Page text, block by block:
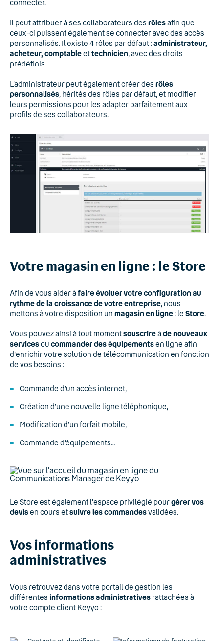
connecter.
Il peut attribuer à ses collaborateurs des rôlesafin que
ceux-ci puissent également se connecter avec des accès
personnalisés. Il existe 4 rôles par défaut :administrateur,
acheteur, comptableettechnicien, avec des droits
prédéfinis.
L’administrateur peut également créer des rôles
personnalisés, hérités des rôles par défaut, et modifier
leurs permissions pour les adapter parfaitement aux
profils de ses collaborateurs.
Votre magasin en ligne : le Store
Afin de vous aider à faire évoluer votre configuration au
rythme de la croissance de votre entreprise, nous
mettons à votre disposition un magasin en ligne: le Store.
Vous pouvez ainsi à tout momentsouscrireà de nouveaux
servicesou commander des équipementsen ligne afin
d'enrichir votre solution de télécommunication en fonction
de vos besoins :
Commande d'un accès internet,
Création d'une nouvelle ligne téléphonique,
Modification d'un forfait mobile,
Commande d’équipements…
Le Store est également l'espace privilégié pourgérer vos
devisen cours etsuivre les commandesvalidées.
Vos informations
administratives
Vous retrouvez dans votre portail de gestion les
différentes informations administratives rattachées à
votre compte client Keyyo :